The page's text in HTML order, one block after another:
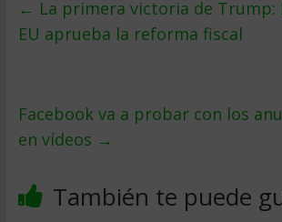
← La primera victoria de Trump:
EU aprueba la reforma fiscal
Facebook va a probar con los
en vídeos →
También te puede